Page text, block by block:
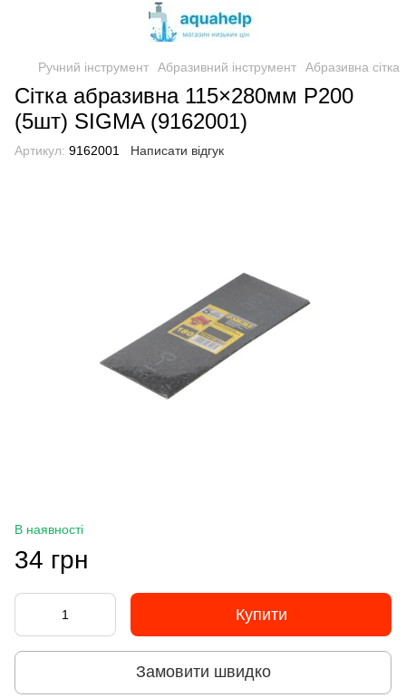
Ручний інструмент Абразивний інструмент Абразивна сітка
Сітка абразивна 115×280мм Р200
(5шт) SIGMA (9162001)
Артикул: 9162001 Написати відгук
В наявності
34 грн
Купити
Замовити швидко